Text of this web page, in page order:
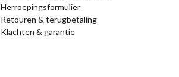
Herroepingsformulier
Retouren & terugbetaling
Klachten & garantie